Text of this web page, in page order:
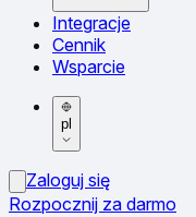
Integracje
Cennik
Wsparcie
pl
Zaloguj się
Rozpocznij za darmo